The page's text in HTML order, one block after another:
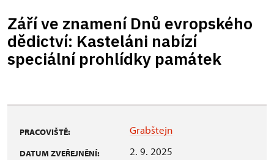
Září ve znamení Dnů evropského
dědictví: Kasteláni nabízí
speciální prohlídky památek
PRACOVIŠTĚ: Grabštejn
DATUM ZVEŘEJNĚNÍ: 2. 9. 2025